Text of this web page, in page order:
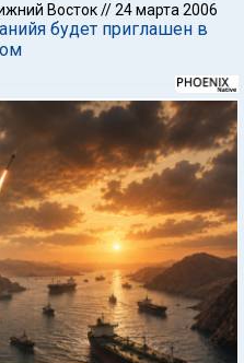
Восток//24 марта 2006
будет приглашен в